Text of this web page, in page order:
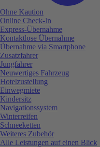
Ohne Kaution
Online Check-In
Express-Übernahme
Kontaktlose Übernahme
Übernahme via Smartphone
Zusatzfahrer
Jungfahrer
Neuwertiges Fahrzeug
Hotelzustellung
Einwegmiete
Kindersitz
Navigationssystem
Winterreifen
Schneeketten
Weiteres Zubehör
Alle Leistungen auf einen Blick